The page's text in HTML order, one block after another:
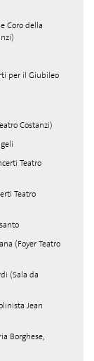
Coro della
per il Giubileo
Costanzi)
Teatro
Teatro
(Foyer Teatro
(Sala da
Jean
Borghese,